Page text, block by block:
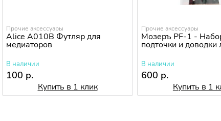
Прочие аксессуары
Alice A010B Футляр для
медиаторов
В наличии
100 р.
Купить в 1 клик
Прочие аксессуары
Мозеръ PF-1 -
подточки и доводки
В наличии
600 р.
Купить в 1